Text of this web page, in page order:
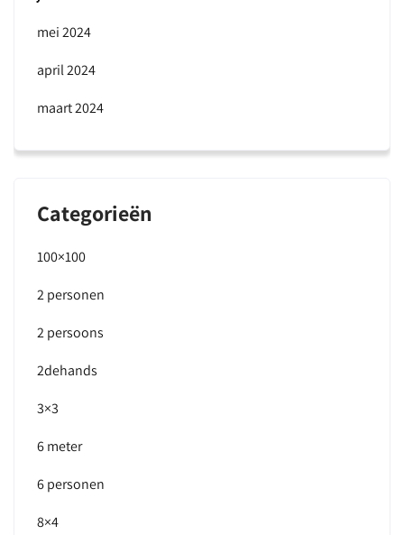
mei 2024
april 2024
maart 2024
Categorieën
100×100
2 personen
2 persoons
2dehands
3×3
6 meter
6 personen
8×4